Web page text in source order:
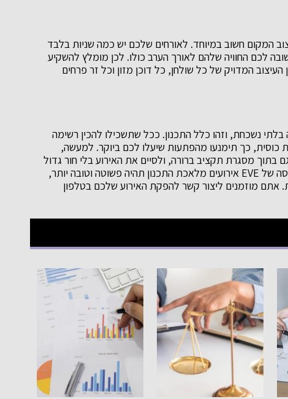
המקום חשוב במיוחד. לאורחים שלכם יש כמה שניות בלבד
לכם החוויה שלהם לאורך הערב כולו. לכן מומלץ להשקיע
המדויק של כל שולחן, כל דוכן מזון וכל זר פרחים
נשכחת, וזהו כלל התכנון. ככל שתשכילו להכין רשימה
כוסית, כך תימנעו מהפתעות שיעלו לכם ביוקר. למעשה,
מסגרת תקציב ברורה, ולסיים את האירוע בלי חור גדול
בכיס או בחשבון הבנק שלכם. עם הצוות המקצועי והמנוסה של EVE אירועים מלאכת התכנון תהיה פשוטה וטובה יותר,
אתם מוזמנים ליצור קשר להפקת האירוע שלכם בטלפון